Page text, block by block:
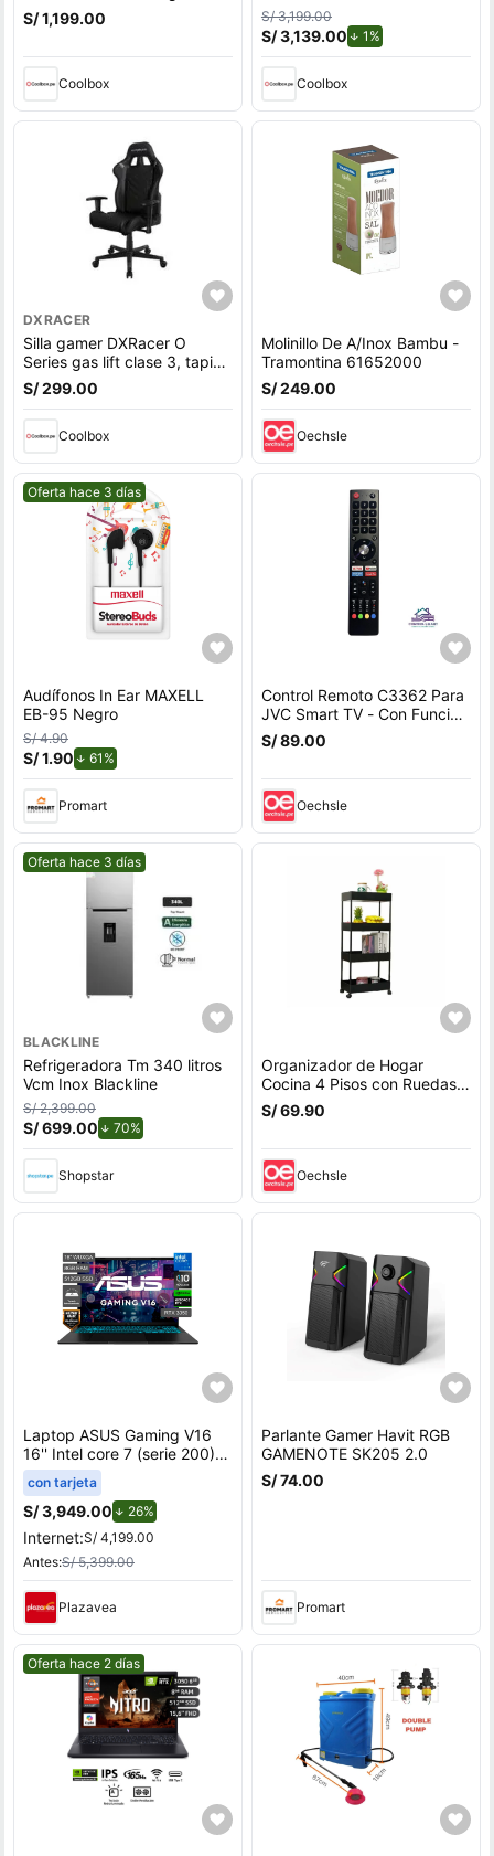
superior, capacidad 15 kg,
negro
S/ 1,199.00
Coolbox
512GB SSD, 8GB RAM,
Windows 11 Home, gris
S/ 3,199.00
S/ 3,139.00 1%de descuento.
Coolbox
DXRACER
Silla gamer DXRacer O
Series gas lift clase 3, tapiz
cuero pu, máx. 100 kg,
inclinación 90 - 135°, negro
S/ 299.00
Coolbox
Molinillo De A/Inox Bambu -
Tramontina 61652000
S/ 249.00
Oechsle
Mejor precio.
Oferta hace 3 días
Audífonos In Ear MAXELL
EB-95 Negro
S/ 4.90
S/ 1.90 61%
Promart
Control Remoto C3362 Para
JVC Smart TV - Con Función
De Voz
S/ 89.00
Oechsle
Mejor precio.
Oferta hace 3 días
BLACKLINE
Refrigeradora Tm 340 litros
Vcm Inox Blackline
S/ 2,399.00
S/ 699.00 70%
Shopstar
Organizador de Hogar
Cocina 4 Pisos con Ruedas
Negro Verdulero Frutero
S/ 69.90
Oechsle
Laptop ASUS Gaming V16
16'' Intel core 7 (serie 200)
8GB 512GB SSD RTX3050
V3607VJ-TK286W
con tarjeta
S/ 3,949.00 26%
Internet:S/ 4,199.00
Antes:S/ 5,399.00
Plazavea
Parlante Gamer Havit RGB
GAMENOTE SK205 2.0
S/ 74.00
Promart
Mejor precio.
Oferta hace 2 días